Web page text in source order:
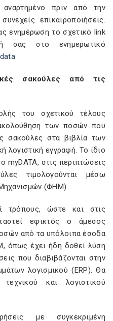
αναρτημένο πριν από την
επικαιροποιήσεις.
ενημέρωση το σχετικό link
σας στο ενημερωτικό
σακούλες από τις
του σχετικού τέλους
των ποσών που
σακούλες στα βιβλία των
λογιστική εγγραφή. Το ίδιο
myDATA, στις περιπτώσεις
τιμολογούνται μέσω
(ΦΗΜ).
τρόπους, ώστε και στις
εφικτός ο άμεσος
από τα υπόλοιπα έσοδα
όπως έχει ήδη δοθεί λύση
που διαβιβάζονται στην
λογισμικού (ERP). Θα
και λογιστικού
με συγκεκριμένη